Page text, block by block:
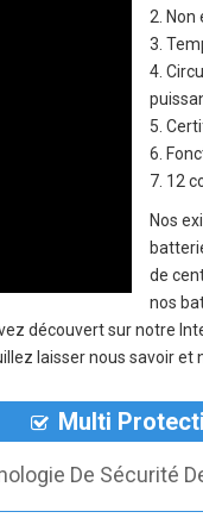
2.
3.
4.
5.
6.
7. 12
Nos
de
nos
découvert sur notre
laisser nous savoir et
Multi
De Sécurité